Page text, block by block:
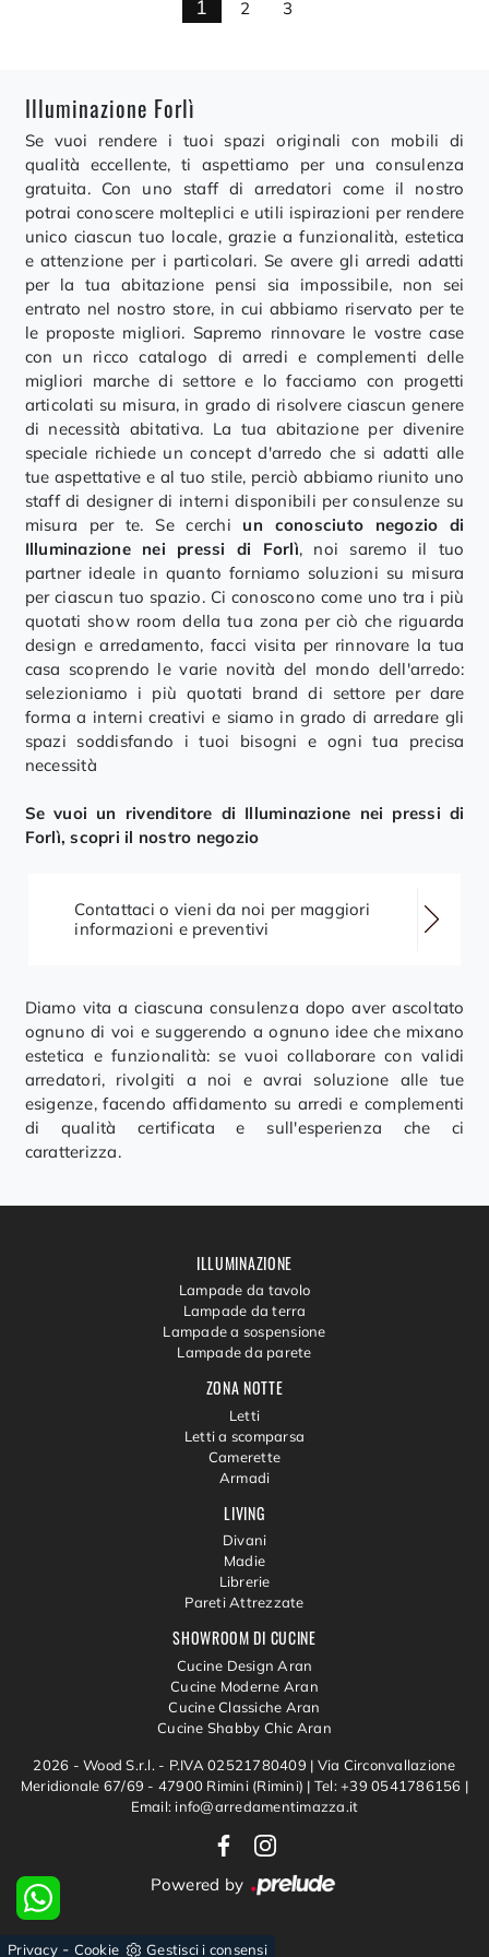
1 2 3
Illuminazione Forlì
Se vuoi rendere i tuoi spazi originali con mobili di
qualità eccellente, ti aspettiamo per una consulenza
gratuita. Con uno staff di arredatori come il nostro
potrai conoscere molteplici e utili ispirazioni per rendere
unico ciascun tuo locale, grazie a funzionalità, estetica
e attenzione per i particolari. Se avere gli arredi adatti
per la tua abitazione pensi sia impossibile, non sei
entrato nel nostro store, in cui abbiamo riservato per te
le proposte migliori. Sapremo rinnovare le vostre case
con un ricco catalogo di arredi e complementi delle
migliori marche di settore e lo facciamo con progetti
articolati su misura, in grado di risolvere ciascun genere
di necessità abitativa. La tua abitazione per divenire
speciale richiede un concept d'arredo che si adatti alle
tue aspettative e al tuo stile, perciò abbiamo riunito uno
staff di designer di interni disponibili per consulenze su
misura per te. Se cerchi un conosciuto negozio di
Illuminazione nei pressi di Forlì, noi saremo il tuo
partner ideale in quanto forniamo soluzioni su misura
per ciascun tuo spazio. Ci conoscono come uno tra i più
quotati show room della tua zona per ciò che riguarda
design e arredamento, facci visita per rinnovare la tua
casa scoprendo le varie novità del mondo dell'arredo:
selezioniamo i più quotati brand di settore per dare
forma a interni creativi e siamo in grado di arredare gli
spazi soddisfando i tuoi bisogni e ogni tua precisa
necessità
Se vuoi un rivenditore di Illuminazione nei pressi di
Forlì, scopri il nostro negozio
Contattaci o vieni da noi per maggiori
informazioni e preventivi
Diamo vita a ciascuna consulenza dopo aver ascoltato
ognuno di voi e suggerendo a ognuno idee che mixano
estetica e funzionalità: se vuoi collaborare con validi
arredatori, rivolgiti a noi e avrai soluzione alle tue
esigenze, facendo affidamento su arredi e complementi
di qualità certificata e sull'esperienza che ci
caratterizza.
SHOWROOM DI CUCINE
Cucine Design Aran
Cucine Moderne Aran
Cucine Classiche Aran
Cucine Shabby Chic Aran
LIVING
Divani
Madie
Librerie
Pareti Attrezzate
ZONA NOTTE
Letti
Letti a scomparsa
Camerette
Armadi
ILLUMINAZIONE
Lampade da tavolo
Lampade da terra
Lampade a sospensione
Lampade da parete
2026 - Wood S.r.l. - P.IVA 02521780409 | Via Circonvallazione
Meridionale 67/69 - 47900 Rimini (Rimini) | Tel: +39 0541786156 |
Email: info@arredamentimazza.it
Powered by
Privacy- Cookie Gestisci i consensi